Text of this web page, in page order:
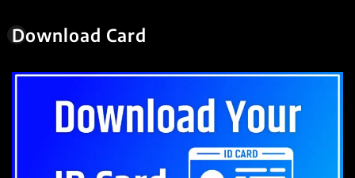
Download Card